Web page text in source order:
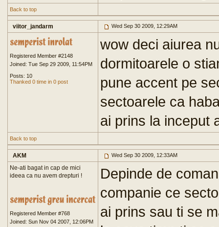
Back to top
viitor_jandarm Wed Sep 30 2009, 12:29AM
Registered Member #2148
Joined: Tue Sep 29 2009, 11:54PM
Posts: 10
Thanked 0 time in 0 post
wow deci aiurea
dormitoarele o
pune accent pe
sectoarele ca
ai prins la inceput
Back to top
AKM Wed Sep 30 2009, 12:33AM
Ne-ati bagat in cap de mici
ideea ca nu avem drepturi !
Registered Member #768
Joined: Sun Nov 04 2007, 12:06PM
Depinde de
companie ce
ai prins sau ti se